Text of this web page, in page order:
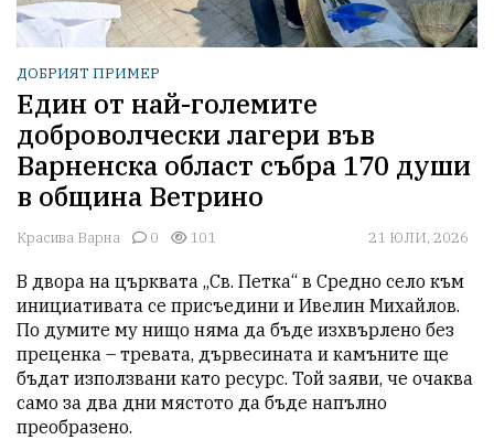
ДОБРИЯТ ПРИМЕР
Един от най-големите
доброволчески лагери във
Варненска област събра 170 души
в община Ветрино
Красива Варна 0 101 21 ЮЛИ, 2026
В двора на църквата „Св. Петка“ в Средно село към
инициативата се присъедини и Ивелин Михайлов.
По думите му нищо няма да бъде изхвърлено без
преценка – тревата, дървесината и камъните ще
бъдат използвани като ресурс. Той заяви, че очаква
само за два дни мястото да бъде напълно
преобразено.